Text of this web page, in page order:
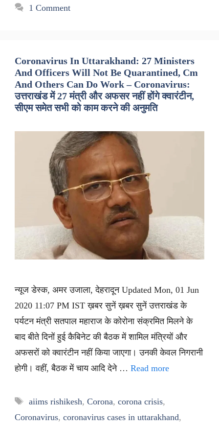
1 Comment
Coronavirus In Uttarakhand: 27 Ministers
And Officers Will Not Be Quarantined, Cm
And Others Can Do Work – Coronavirus:
उत्तराखंड में 27 मंत्री और अफसर नहीं होंगे क्वारंटीन,
सीएम समेत सभी को काम करने की अनुमति
न्यूज डेस्क, अमर उजाला, देहरादून Updated Mon, 01 Jun
2020 11:07 PM IST ख़बर सुनें ख़बर सुनें उत्तराखंड के
पर्यटन मंत्री सतपाल महाराज के कोरोना संक्रमित मिलने के
बाद बीते दिनों हुई कैबिनेट की बैठक में शामिल मंत्रियों और
अफसरों को क्वारंटीन नहीं किया जाएगा। उनकी केवल निगरानी
होगी। वहीं, बैठक में चाय आदि देने … Read more
Tags
aiims rishikesh, Corona, corona crisis,
Coronavirus, coronavirus cases in uttarakhand,